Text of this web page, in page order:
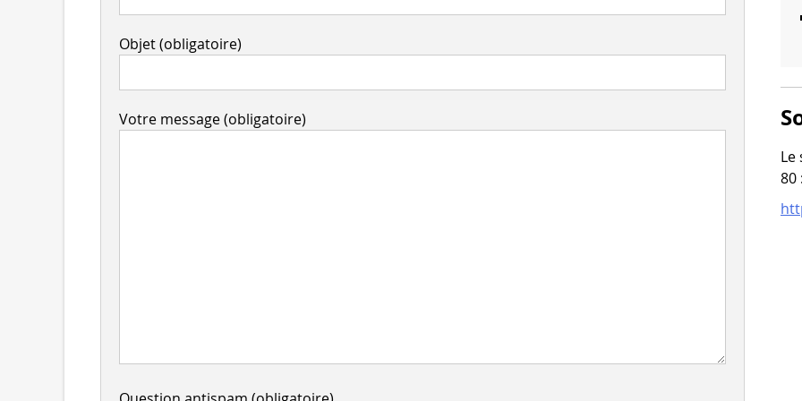
Objet (obligatoire)
Votre message (obligatoire)
Le
80 :